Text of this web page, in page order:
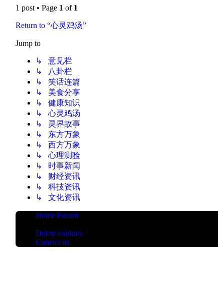
1 post • Page 1 of 1
Return to “心灵鸡汤”
Jump to
↳ 意见栏
↳ 八卦栏
↳ 笑话连篇
↳ 美食分享
↳ 健康知识
↳ 心灵鸡汤
↳ 灵界故事
↳ 东方万象
↳ 西方万象
↳ 心理测验
↳ 时事新闻
↳ 财经资讯
↳ 科技资讯
↳ 文化资讯
Home Forum
Delete cookies
Contact us